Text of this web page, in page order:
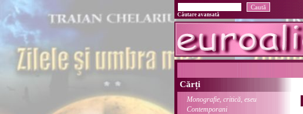
Căutare avansată
Cărți
Monografie, critică, eseu
Contemporani